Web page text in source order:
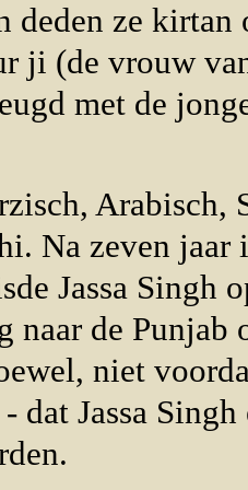
deden ze
ji (de vrouw
met de
Arabisch,
Na zeven jaar
Jassa Singh
naar de Punjab
niet
dat Jassa